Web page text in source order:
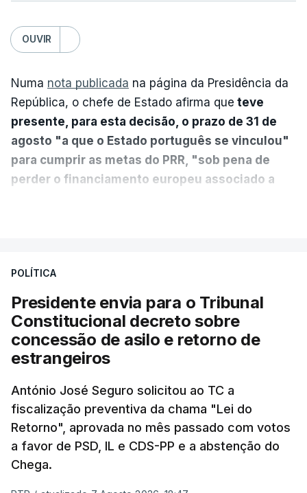
OUVIR
Numa nota publicada na página da Presidência da
República, o chefe de Estado afirma que teve
presente, para esta decisão, o prazo de 31 de
agosto "a que o Estado português se vinculou"
para cumprir as metas do PRR, "sob pena de
perder o financiamento europeu associado a
sistema mais simples, mais justo e transparente".
"Sempre que seja possível reduzir burocracias,
eliminar sobreposições e garantir que os apoios
chegam a quem mais necessita, estaremos a dar
um passo na direção certa", argumenta o
Presidente da República.
Assegurar que "ninguém é
prejudicado"
POLÍTICA
Presidente envia para o Tribunal
Constitucional decreto sobre
concessão de asilo e retorno de
estrangeiros
António José Seguro solicitou ao TC a
fiscalização preventiva da chama "Lei do
Retorno", aprovada no mês passado com votos
a favor de PSD, IL e CDS-PP e a abstenção do
Chega.